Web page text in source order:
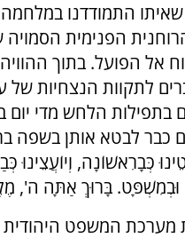
התמודדנו
הפנימית הסמויה
אל הפועל. בתוך ההוויה
לתקוות הנצחיות של
בתפילות הלחש מדי יום
כבר לבטא אותן בשפה
כְּבָרִאשׁוֹנָה, וְיוֹעֲצֵינוּ
וּבְמִשְׁפָּט. בָּרוּךְ אַתָּה ה',
מערכת המשפט